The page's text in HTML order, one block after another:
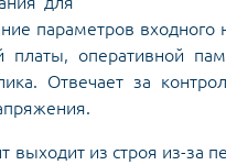
параметров
оперативной
Отвечает за
из строя из-за